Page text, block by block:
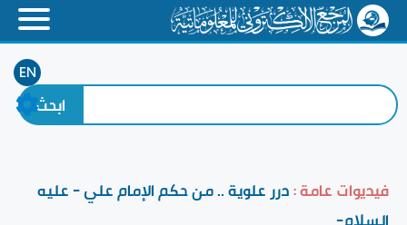
EN
فيديوات عامة :درر علوية .. من حكم الإمام علي - عليه